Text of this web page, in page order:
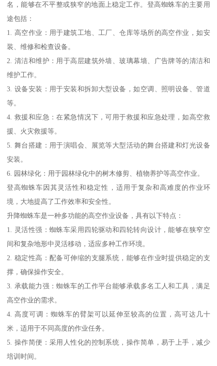
名，能够在不平整或狭窄的地面上稳定工作。登高蜘蛛车的主要用
途包括：
1. 高空作业：用于建筑工地、工厂、仓库等场所的高空作业，如安
装、维修和检查设备。
2. 清洁和维护：用于高层建筑外墙、玻璃幕墙、广告牌等的清洁和
维护工作。
3. 设备安装：用于安装和拆卸大型设备，如空调、照明设备、管道
等。
4. 救援和应急：在紧急情况下，可用于救援和应急处理，如高空救
援、火灾救援等。
5. 舞台搭建：用于演唱会、展览等大型活动的舞台搭建和灯光设备
安装。
6. 园林绿化：用于园林绿化中的树木修剪、植物养护等高空作业。
登高蜘蛛车因其灵活性和稳定性，适用于复杂和高难度的作业环
境，大地提高了工作效率和安全性。
升降蜘蛛车是一种多功能的高空作业设备，具有以下特点：
1. 灵活性强：蜘蛛车采用四轮驱动和四轮转向设计，能够在狭窄空
间和复杂地形中灵活移动，适应多种工作环境。
2. 稳定性高：配备可伸缩的支腿系统，能够在作业时提供稳定的支
撑，确保操作安全。
3. 承载能力强：蜘蛛车的工作平台能够承载多名工人和工具，满足
高空作业的需求。
4. 高度可调：蜘蛛车的臂架可以延伸至较高的位置，高可达几十
米，适用于不同高度的作业任务。
5. 操作简便：采用人性化的控制系统，操作简单，易于上手，减少
培训时间。